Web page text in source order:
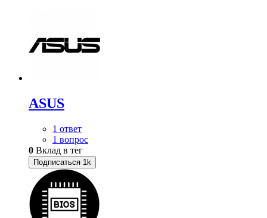
ASUS
1 ответ
1 вопрос
0 Вклад в тег
Подписаться 1k